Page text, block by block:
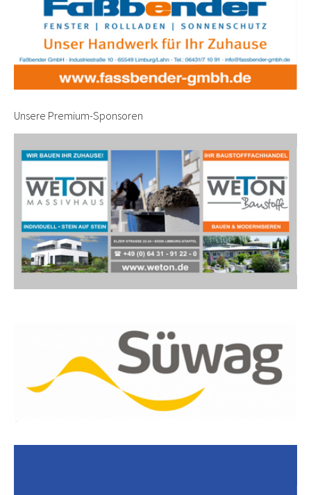
Unsere Premium-Sponsoren